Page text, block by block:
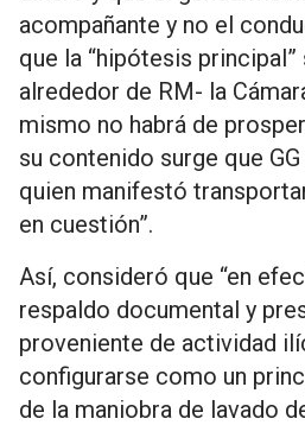
acompañante y no el
que la “hipótesis
alrededor de RM- la
mismo no habrá de
su contenido surge que
quien manifestó
en cuestión”.
Así, consideró que “en
respaldo documental y
proveniente de actividad
configurarse como un
de la maniobra de lavado